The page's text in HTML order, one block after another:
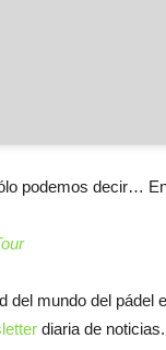
podemos decir…
del mundo del pádel
diaria de noticias.